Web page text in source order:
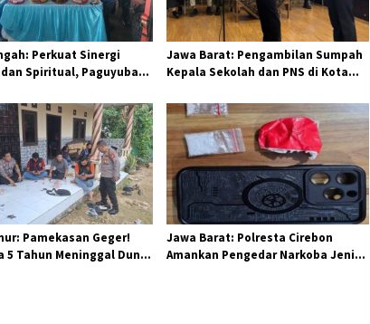
Perkuat Sinergi
Spiritual, Paguyuban
Jawa Barat: Pengambilan Sumpah
Kepala Sekolah dan PNS di Kota
Integritas Aparatur Pendidikan dan
Birokrasi
Pamekasan Geger!
5 Tahun Meninggal Dunia
Jawa Barat: Polresta Cirebon
Amankan Pengedar Narkoba Jenis